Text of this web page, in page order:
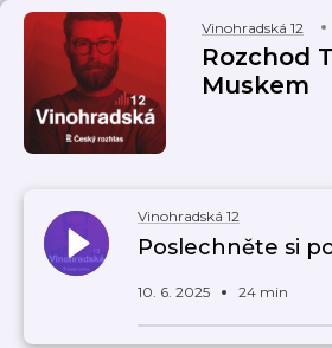
Vinohradská 12
Rozchod
Muskem
Vinohradská 12
Poslechněte si
10. 6. 2025 24 min